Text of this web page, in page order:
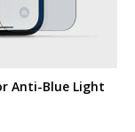
Anti-Blue Light